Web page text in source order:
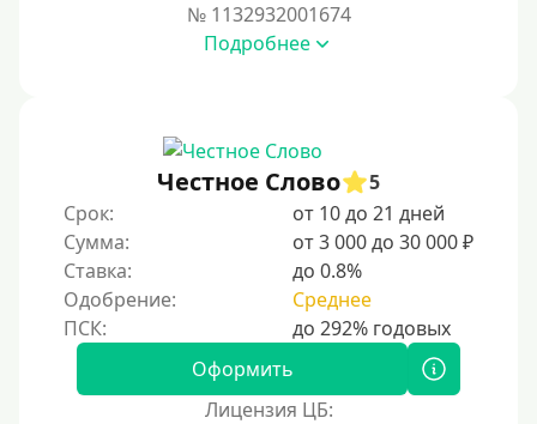
№ 1132932001674
Подробнее
Честное Слово
5
Срок:
от 10 до 21 дней
Сумма:
от 3 000 до 30 000 ₽
Ставка:
до 0.8%
Одобрение:
Среднее
Оформить
Лицензия ЦБ: